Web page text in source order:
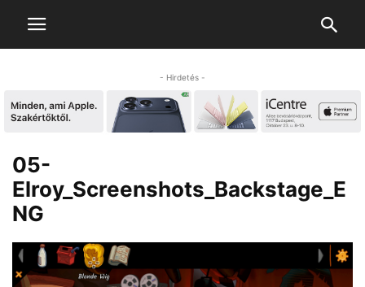
- Hirdetés -
05-
Elroy_Screenshots_Backstage_E
NG